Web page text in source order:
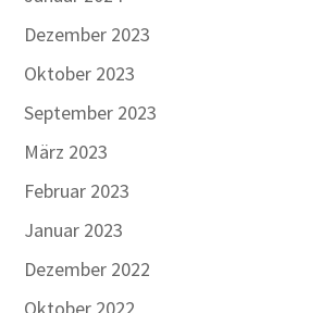
Dezember 2023
Oktober 2023
September 2023
März 2023
Februar 2023
Januar 2023
Dezember 2022